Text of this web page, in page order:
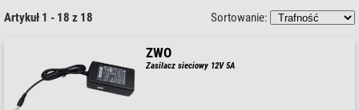
Artykuł 1 - 18 z 18 Sortowanie:
ZWO
Zasilacz sieciowy 12V 5A